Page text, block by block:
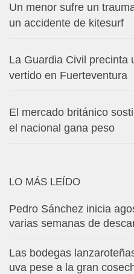
Un menor sufre un
un accidente de kitesurf
La Guardia Civil precinta
vertido en Fuerteventura
El mercado británico
el nacional gana peso
LO MÁS LEÍDO
Pedro Sánchez inicia
varias semanas de
Las bodegas
uva pese a la gran